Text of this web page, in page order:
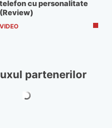
telefon cu personalitate
(Review)
VIDEO
partenerilor